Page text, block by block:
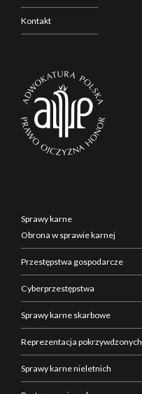
Kontakt
Sprawy karne
Obrona w sprawie karnej
Przestępstwa gospodarcze
Cyberprzestępstwa
Sprawy karne skarbowe
Reprezentacja pokrzywdzonych
Sprawy karne nieletnich